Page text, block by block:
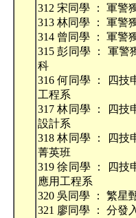
312 宋同學 ： 軍警
313 林同學 ： 軍警
314 曾同學 ： 軍警
315 彭同學 ： 軍警
科
316 何同學 ： 四技
工程系
317 林同學 ： 四技
設計系
318 林同學 ： 四技
菁英班
319 徐同學 ： 四技
應用工程系
320 吳同學 ： 繁星
321 廖同學 ： 分發